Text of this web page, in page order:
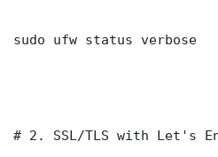
sudo ufw status verbose
# 2. SSL/TLS with Let's